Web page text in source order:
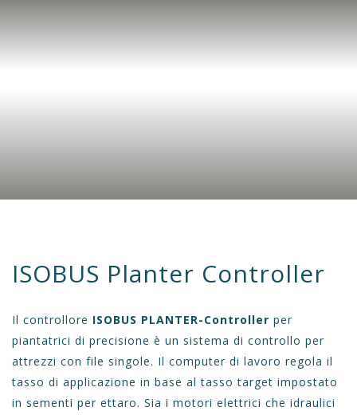
ISOBUS Planter Controller
Il controllore ISOBUS PLANTER-Controller per
piantatrici di precisione è un sistema di controllo per
attrezzi con file singole. Il computer di lavoro regola il
tasso di applicazione in base al tasso target impostato
in sementi per ettaro. Sia i motori elettrici che idraulici